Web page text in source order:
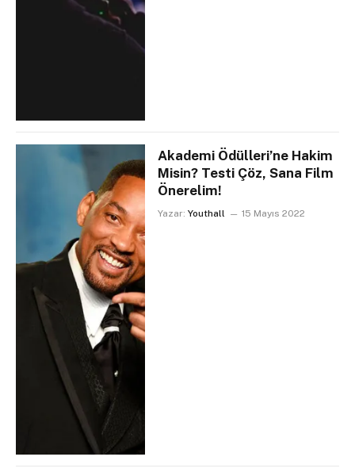
Akademi Ödülleri’ne Hakim
Misin? Testi Çöz, Sana Film
Önerelim!
Yazar: Youthall 15 Mayıs 2022